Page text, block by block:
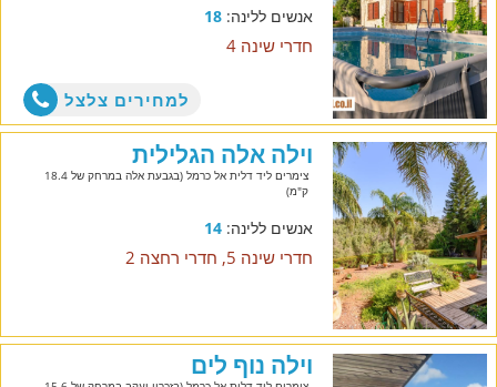
אנשים ללינה:18
חדרי שינה 4
למחירים צלצל
וילה אלה הגלילית
צימרים ליד דלית אל כרמל (בגבעת אלה במרחק של 18.4
ק"מ)
אנשים ללינה:14
חדרי שינה 5, חדרי רחצה 2
וילה נוף לים